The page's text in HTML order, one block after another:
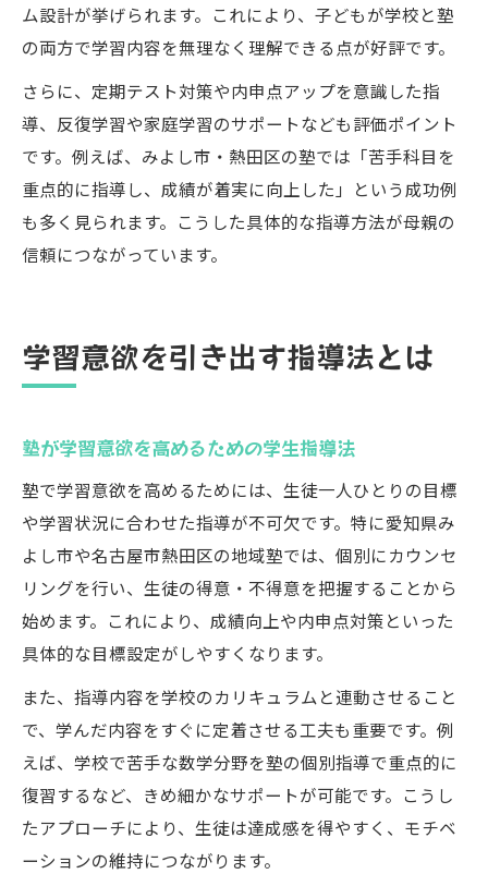
ム設計が挙げられます。これにより、子どもが学校と塾
の両方で学習内容を無理なく理解できる点が好評です。
さらに、定期テスト対策や内申点アップを意識した指
導、反復学習や家庭学習のサポートなども評価ポイント
です。例えば、みよし市・熱田区の塾では「苦手科目を
重点的に指導し、成績が着実に向上した」という成功例
も多く見られます。こうした具体的な指導方法が母親の
信頼につながっています。
学習意欲を引き出す指導法とは
塾が学習意欲を高めるための学生指導法
塾で学習意欲を高めるためには、生徒一人ひとりの目標
や学習状況に合わせた指導が不可欠です。特に愛知県み
よし市や名古屋市熱田区の地域塾では、個別にカウンセ
リングを行い、生徒の得意・不得意を把握することから
始めます。これにより、成績向上や内申点対策といった
具体的な目標設定がしやすくなります。
また、指導内容を学校のカリキュラムと連動させること
で、学んだ内容をすぐに定着させる工夫も重要です。例
えば、学校で苦手な数学分野を塾の個別指導で重点的に
復習するなど、きめ細かなサポートが可能です。こうし
たアプローチにより、生徒は達成感を得やすく、モチベ
ーションの維持につながります。